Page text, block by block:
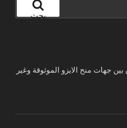
بحث
بين جهات منح الايزو الموثوقة وغير